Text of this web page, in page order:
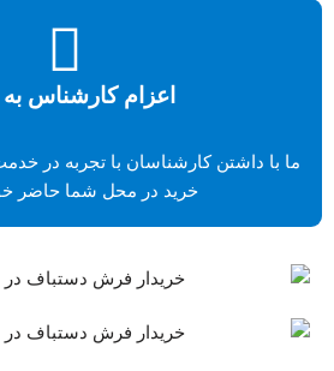
اعزام کارشناس
ما با داشتن کارشناسان با تجربه در
خرید در محل شما حاضر